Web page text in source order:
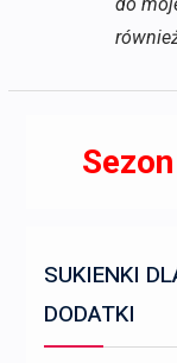
SUKIENKI
DODATKI